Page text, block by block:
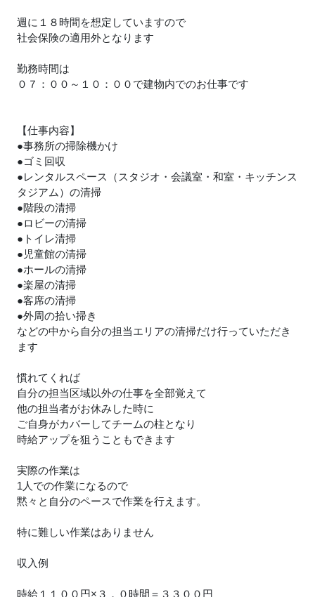
週に１８時間を想定していますので
社会保険の適用外となります
勤務時間は
０７：００～１０：００で建物内でのお仕事です
【仕事内容】
●事務所の掃除機かけ
●ゴミ回収
●レンタルスペース（スタジオ・会議室・和室・キッチンス
タジアム）の清掃
●階段の清掃
●ロビーの清掃
●トイレ清掃
●児童館の清掃
●ホールの清掃
●楽屋の清掃
●客席の清掃
●外周の拾い掃き
などの中から自分の担当エリアの清掃だけ行っていただき
ます
慣れてくれば
自分の担当区域以外の仕事を全部覚えて
他の担当者がお休みした時に
ご自身がカバーしてチームの柱となり
時給アップを狙うこともできます
実際の作業は
1人での作業になるので
黙々と自分のペースで作業を行えます。
特に難しい作業はありません
収入例
時給１１００円×３．０時間＝３３００円